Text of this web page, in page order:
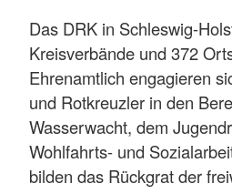
Das DRK in Schleswig-
Kreisverbände und 372
Ehrenamtlich engagieren
und Rotkreuzler in den
Wasserwacht, dem
Wohlfahrts- und
bilden das Rückgrat der